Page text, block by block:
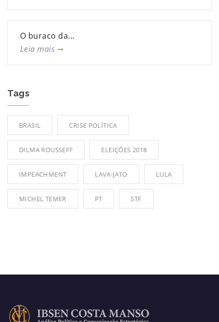
O buraco da...
Leia mais
Tags
BRASIL CRISE POLÍTICA
DILMA ROUSSEFF ELEIÇÕES 2018
IMPEACHMENT LAVA-JATO LULA
MICHEL TEMER PT STF